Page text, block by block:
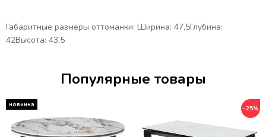
Габаритные размеры оттоманки: Ширина: 47,5Глубина:
42Высота: 43,5
Популярные товары
−25%